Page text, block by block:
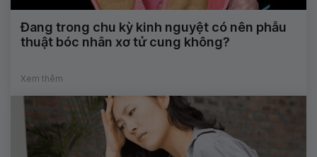
Đang trong chu kỳ kinh nguyệt có nên phẫu
thuật bóc nhân xơ tử cung không?
Xem thêm